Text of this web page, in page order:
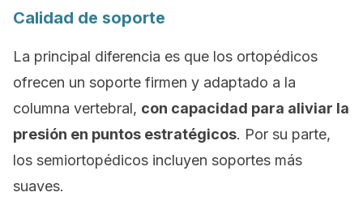
Calidad de soporte
La principal diferencia es que los ortopédicos
ofrecen un soporte firmen y adaptado a la
columna vertebral, con capacidad para aliviar la
presión en puntos estratégicos. Por su parte,
los semiortopédicos incluyen soportes más
suaves.